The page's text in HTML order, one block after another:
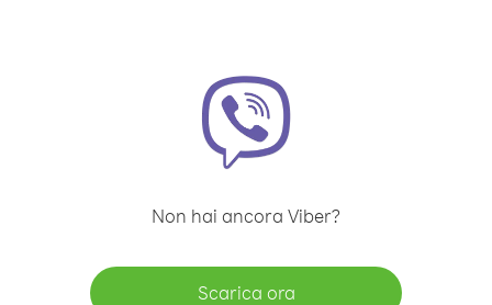
Non hai ancora Viber?
Scarica ora